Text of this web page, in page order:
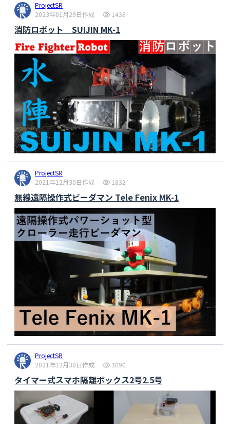
ProjectSR
2023年01月29日作成
1438
消防ロボット SUIJIN MK-1
ProjectSR
2021年12月30日作成
1832
無線遠隔操作式ビーダマン Tele Fenix MK-1
ProjectSR
2021年12月30日作成
3090
タイマー式スマホ隔離ボックス2号2.5号